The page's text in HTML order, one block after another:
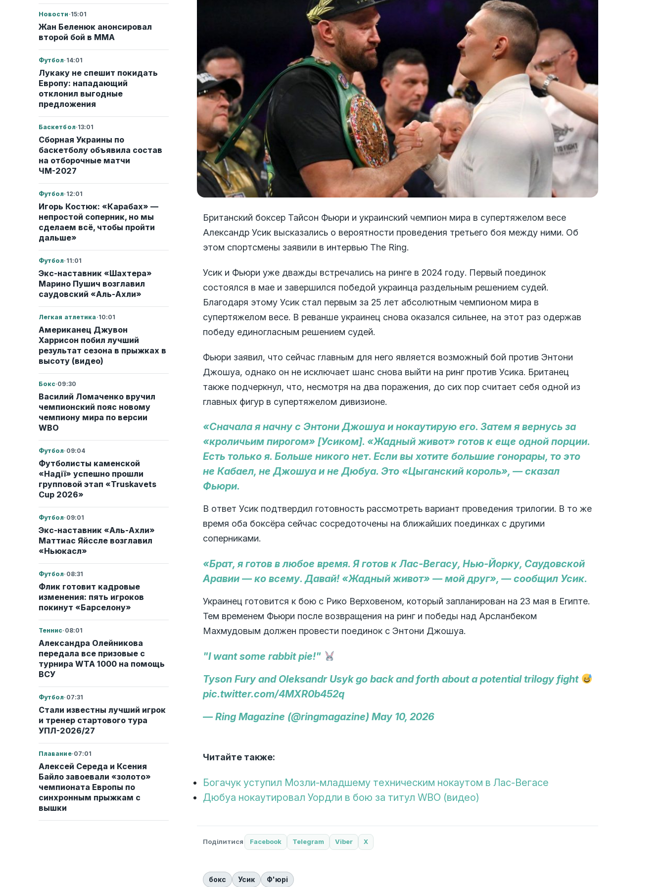
Новости ·15:01
Жан Беленюк анонсировал
второй бой в ММА
Футбол· 14:01
Лукаку не спешит покидать
Европу: нападающий
отклонил выгодные
предложения
Баскетбол·13:01
Сборная Украины по
баскетболу объявила состав
на отборочные матчи
ЧМ-2027
Футбол· 12:01
Игорь Костюк: «Карабах» —
непростой соперник, но мы
сделаем всё, чтобы пройти
дальше»
Футбол· 11:01
Экс-наставник «Шахтера»
Марино Пушич возглавил
саудовский «Аль-Ахли»
Легкая атлетика ·10:01
Американец Джувон
Харрисон побил лучший
результат сезона в прыжках в
высоту (видео)
Бокс·09:30
Василий Ломаченко вручил
чемпионский пояс новому
чемпиону мира по версии
WBO
Футбол· 09:04
Футболисты каменской
«Надії» успешно прошли
групповой этап «Truskavets
Cup 2026»
Футбол· 09:01
Экс-наставник «Аль-Ахли»
Маттиас Яйссле возглавил
«Ньюкасл»
Футбол· 08:31
Флик готовит кадровые
изменения: пять игроков
покинут «Барселону»
Теннис· 08:01
Александра Олейникова
передала все призовые с
турнира WTA 1000 на помощь
ВСУ
Футбол· 07:31
Стали известны лучший игрок
и тренер стартового тура
УПЛ-2026/27
Плавание·07:01
Алексей Середа и Ксения
Байло завоевали «золото»
чемпионата Европы по
синхронным прыжкам с
вышки
Британский боксер Тайсон Фьюри и украинский чемпион мира в супертяжелом весе
Александр Усик высказались о вероятности проведения третьего боя между ними. Об
этом спортсмены заявили в интервью The Ring.
Усик и Фьюри уже дважды встречались на ринге в 2024 году. Первый поединок
состоялся в мае и завершился победой украинца раздельным решением судей.
Благодаря этому Усик стал первым за 25 лет абсолютным чемпионом мира в
супертяжелом весе. В реванше украинец снова оказался сильнее, на этот раз одержав
победу единогласным решением судей.
Фьюри заявил, что сейчас главным для него является возможный бой против Энтони
Джошуа, однако он не исключает шанс снова выйти на ринг против Усика. Британец
также подчеркнул, что, несмотря на два поражения, до сих пор считает себя одной из
главных фигур в супертяжелом дивизионе.
«Сначала я начну с Энтони Джошуа и нокаутирую его. Затем я вернусь за
«кроличьим пирогом» [Усиком]. «Жадный живот» готов к еще одной порции.
Есть только я. Больше никого нет. Если вы хотите большие гонорары, то это
не Кабаел, не Джошуа и не Дюбуа. Это «Цыганский король», — сказал
Фьюри.
В ответ Усик подтвердил готовность рассмотреть вариант проведения трилогии. В то же
время оба боксёра сейчас сосредоточены на ближайших поединках с другими
соперниками.
«Брат, я готов в любое время. Я готов к Лас-Вегасу, Нью-Йорку, Саудовской
Аравии — ко всему. Давай! «Жадный живот» — мой друг», — сообщил Усик.
Украинец готовится к бою с Рико Верховеном, который запланирован на 23 мая в Египте.
Тем временем Фьюри после возвращения на ринг и победы над Арсланбеком
Махмудовым должен провести поединок с Энтони Джошуа.
"I want some rabbit pie!"
Tyson Fury and Oleksandr Usyk go back and forth about a potential trilogy fight
pic.twitter.com/4MXR0b452q
— Ring Magazine (@ringmagazine)May 10, 2026
Читайте также:
Богачук уступил Мозли-младшему техническим нокаутом в Лас-Вегасе
Дюбуа нокаутировал Уордли в бою за титул WBO (видео)
Поділитися Facebook Telegram Viber X
бокс Усик Ф'юрі